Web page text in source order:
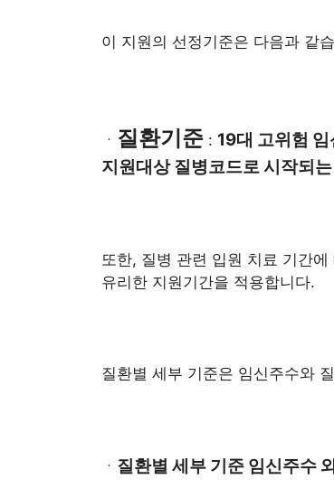
이 지원의 선정기준은 다음과 같
ㆍ 질환기준 : 19대 고위험
지원대상 질병코드로 시작되
또한, 질병 관련 입원 치료 기간
유리한 지원기간을 적용합니다.
질환별 세부 기준은 임신주수와
ㆍ 질환별 세부 기준 임신주수